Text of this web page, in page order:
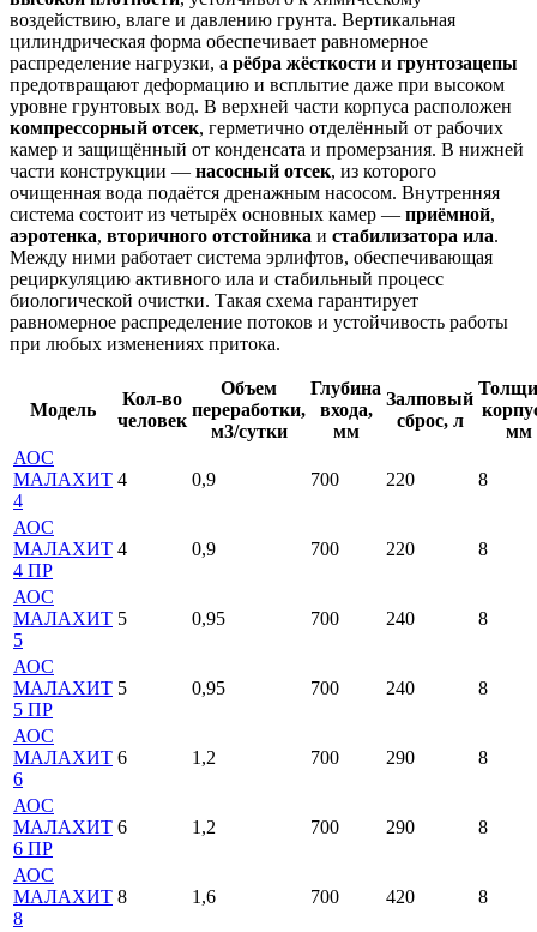
воздействию, влаге и давлению грунта. Вертикальная
цилиндрическая форма обеспечивает равномерное
распределение нагрузки, а рёбра жёсткости и грунтозацепы
предотвращают деформацию и всплытие даже при высоком
уровне грунтовых вод. В верхней части корпуса расположен
компрессорный отсек, герметично отделённый от рабочих
камер и защищённый от конденсата и промерзания. В нижней
части конструкции — насосный отсек, из которого
очищенная вода подаётся дренажным насосом. Внутренняя
система состоит из четырёх основных камер — приёмной,
аэротенка, вторичного отстойника и стабилизатора ила.
Между ними работает система эрлифтов, обеспечивающая
рециркуляцию активного ила и стабильный процесс
биологической очистки. Такая схема гарантирует
равномерное распределение потоков и устойчивость работы
при любых изменениях притока.
Модель
Кол-во
человек
Объем
переработки,
м3/сутки
Глубина
входа,
мм
Залповый
сброс, л
мм
АОС
МАЛАХИТ
4
4 0,9 700 220 8
АОС
МАЛАХИТ
4 ПР
4 0,9 700 220 8
АОС
МАЛАХИТ
5
5 0,95 700 240 8
АОС
МАЛАХИТ
5 ПР
5 0,95 700 240 8
АОС
МАЛАХИТ
6
6 1,2 700 290 8
АОС
МАЛАХИТ
6 ПР
6 1,2 700 290 8
АОС
МАЛАХИТ
8
8 1,6 700 420 8